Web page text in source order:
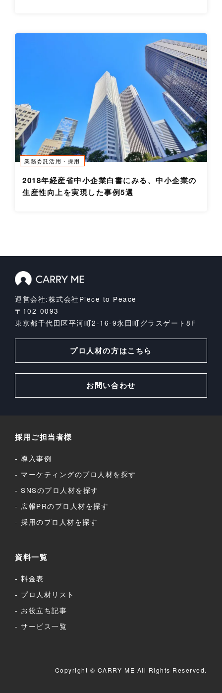
2018年経産省中小企業白書にみる、中小企業の
生産性向上を実現した事例5選
業務委託活用・採用
運営会社:株式会社Piece to Peace
〒102-0093
東京都千代田区平河町2-16-9永田町グラスゲート8F
プロ人材の方はこちら
お問い合わせ
採用ご担当者様
導入事例
マーケティングのプロ人材を探す
SNSのプロ人材を探す
広報PRのプロ人材を探す
採用のプロ人材を探す
資料一覧
料金表
プロ人材リスト
お役立ち記事
サービス一覧
Copyright © CARRY ME All Rights Reserved.